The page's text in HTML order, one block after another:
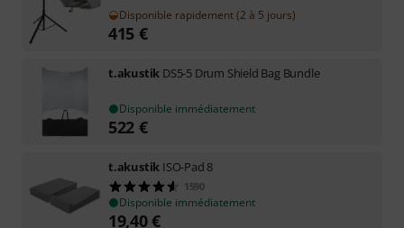
Disponible rapidement (2 à 5 jours)
415 €
t.akustik DS5-5 Drum Shield Bag Bundle
Disponible immédiatement
522 €
t.akustik ISO-Pad 8
1590
Disponible immédiatement
19,40€